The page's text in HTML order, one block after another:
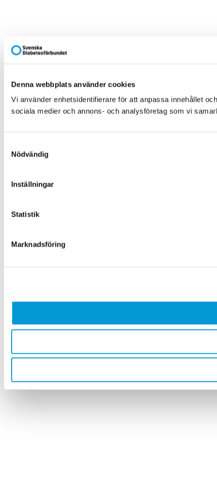
Denna webbplats använder cookies
Vi använder enhetsidentifierare för att anpassa innehållet
sociala medier och annons- och analysföretag som vi
Nödvändig
Inställningar
Statistik
Marknadsföring